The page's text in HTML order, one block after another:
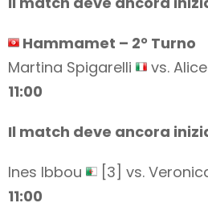
Hammamet – 2° Turno
Martina Spigarelli
vs.
11:00
Il match deve ancora
Ines Ibbou
[3] vs.
11:00